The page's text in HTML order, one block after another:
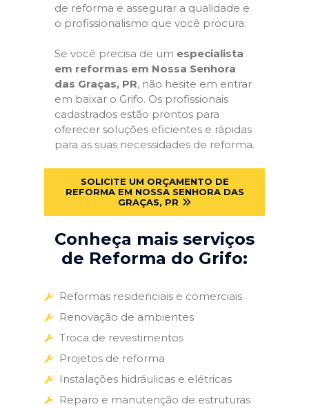
de reforma e assegurar a qualidade e
o profissionalismo que você procura.
Se você precisa de um especialista
em reformas em Nossa Senhora
das Graças, PR, não hesite em entrar
em baixar o Grifo. Os profissionais
cadastrados estão prontos para
oferecer soluções eficientes e rápidas
para as suas necessidades de reforma.
SOLICITE UM ORÇAMENTO DE
REFORMA EM NOSSA SENHORA DAS
GRAÇAS, PR
Conheça mais serviços
de Reforma do Grifo:
Reformas residenciais e comerciais
Renovação de ambientes
Troca de revestimentos
Projetos de reforma
Instalações hidráulicas e elétricas
Reparo e manutenção de estruturas